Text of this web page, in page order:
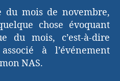
du mois de novembre,
chose évoquant
du mois, c’est-à-dire
à l’événement
NAS.